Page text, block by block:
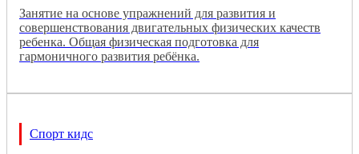
Занятие на основе упражнений для развития и
совершенствования двигательных физических качеств
ребенка. Общая физическая подготовка для
гармоничного развития ребёнка.
Спорт кидс